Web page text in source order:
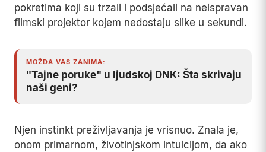
pokretima koji su trzali i podsjećali na neispravan
filmski projektor kojem nedostaju slike u sekundi.
MOŽDA VAS ZANIMA:
"Tajne poruke" u ljudskoj DNK: Šta skrivaju
naši geni?
Njen instinkt preživljavanja je vrisnuo. Znala je,
onom primarnom, životinjskom intuicijom, da ako